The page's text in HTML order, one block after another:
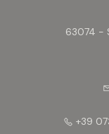
63074 -
+39